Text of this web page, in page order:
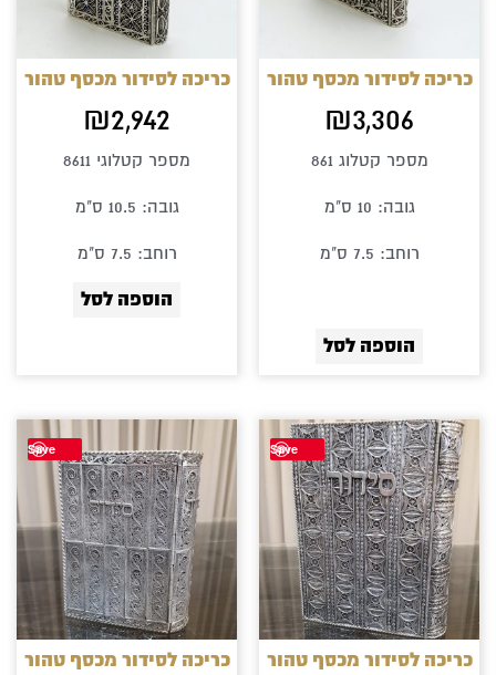
כריכה לסידור מכסף טהור
₪3,306
מספר קטלוג 861
גובה: 10 ס"מ
רוחב: 7.5 ס"מ
הוספה לסל
כריכה לסידור מכסף טהור
₪2,942
מספר קטלוגי 8611
גובה: 10.5 ס"מ
רוחב: 7.5 ס"מ
הוספה לסל
Save
כריכה לסידור מכסף טהור
Save
כריכה לסידור מכסף טהור